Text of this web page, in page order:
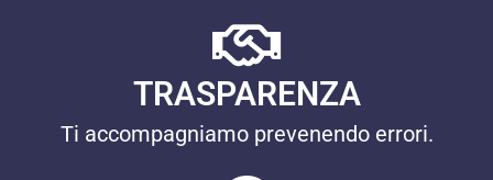
TRASPARENZA
Ti accompagniamo prevenendo errori.